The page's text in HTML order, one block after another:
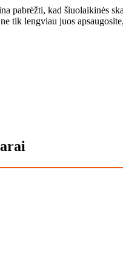
pabrėžti, kad šiuolaikinės
tik lengviau juos